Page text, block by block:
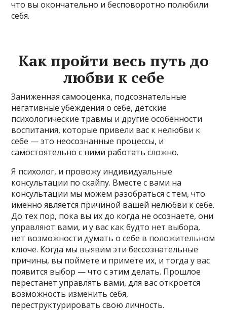
что вы окончательно и бесповоротно полюбили
себя.
Как пройти весь путь до
любви к себе
Заниженная самооценка, подсознательные
негативные убеждения о себе, детские
психологические травмы и другие особенности
воспитания, которые привели вас к нелюбви к
себе — это неосознанные процессы, и
самостоятельно с ними работать сложно.
Я психолог, и провожу индивидуальные
консультации по скайпу. Вместе с вами на
консультации мы можем разобраться с тем, что
именно является причиной вашей нелюбви к себе.
До тех пор, пока вы их до когда не осознаете, они
управляют вами, и у вас как будто нет выбора,
нет возможности думать о себе в положительном
ключе. Когда мы выявим эти бессознательные
причины, вы поймете и примете их, и тогда у вас
появится выбор — что с этим делать. Прошлое
перестанет управлять вами, для вас откроется
возможность изменить себя,
переструктурировать свою личность.